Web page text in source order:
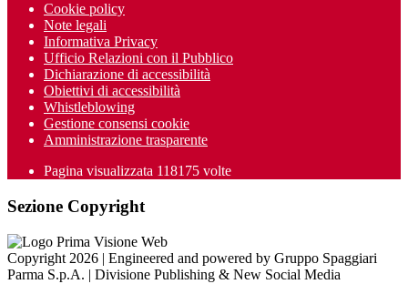
Cookie policy
Note legali
Informativa Privacy
Ufficio Relazioni con il Pubblico
Dichiarazione di accessibilità
Obiettivi di accessibilità
Whistleblowing
Gestione consensi cookie
Amministrazione trasparente
Pagina visualizzata 118175 volte
Sezione Copyright
Copyright 2026 | Engineered and powered by Gruppo Spaggiari
Parma S.p.A. | Divisione Publishing & New Social Media